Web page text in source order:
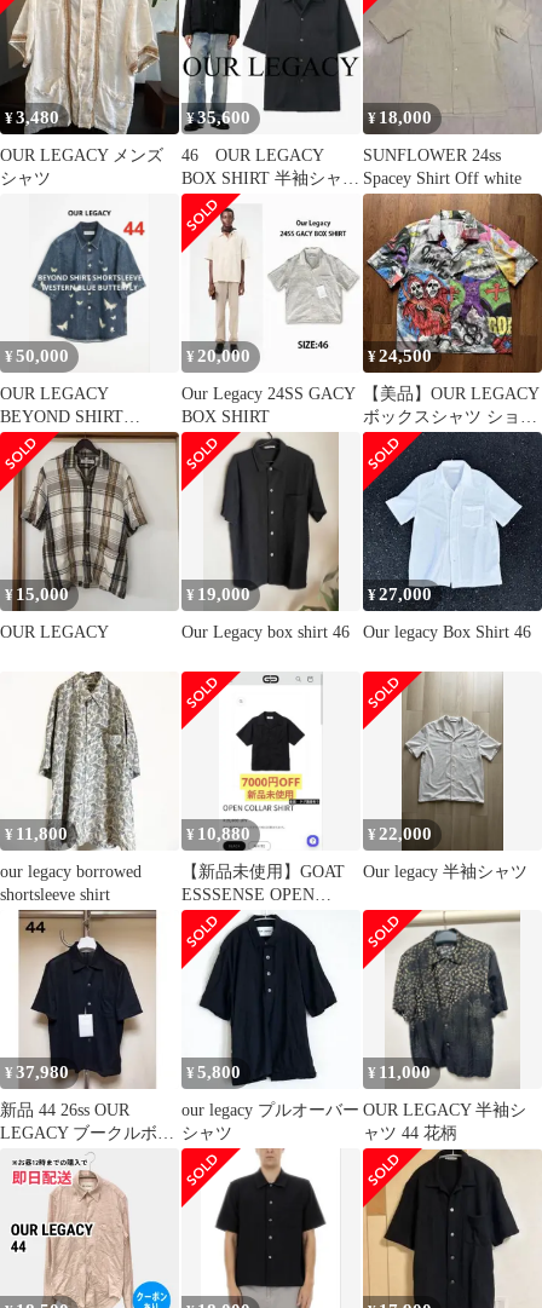
¥3,480
OUR LEGACY メンズ
シャツ
¥35,600
46 OUR LEGACY
BOX SHIRT 半袖シャ
ツ 黒 アワーレガシ
ー
¥ 18,000
SUNFLOWER 24ss
Spacey Shirt Off white
¥50,000
OUR LEGACY
BEYOND SHIRT
SHORTSLEEVE 44
¥20,000
Our Legacy 24SS GACY
BOX SHIRT
¥24,500
【美品】OUR LEGACY
ボックスシャツ ショー
トスリーブシャツ 半
袖
¥ 15,000
OUR LEGACY
¥ 19,000
Our Legacy box shirt 46
¥27,000
Our legacy Box Shirt 46
¥ 11,800
our legacy borrowed
shortsleeve shirt
¥ 10,880
【新品未使用】GOAT
ESSSENSE OPEN
COLLAR SHIRT
¥ 22,000
Our legacy 半袖シャツ
¥ 37,980
新品 44 26ss OUR
LEGACY ブークルボク
シー黒シャツ 19503
¥5,800
our legacy プルオーバー
シャツ
¥ 11,000
OUR LEGACY 半袖シ
ャツ 44 花柄